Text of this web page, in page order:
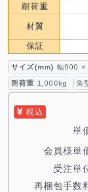
耐荷重
材質
保証
サイズ(mm) 幅900 ×
耐荷重 1,000kg 角
税込
単
会員様単
受注単
再梱包手数